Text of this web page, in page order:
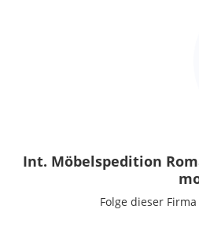
Int. Möbelspedition
Folge dieser